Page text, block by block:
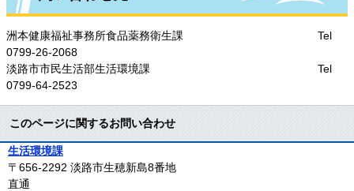
洲本健康福祉事務所食品薬務衛生課 Tel
0799-26-2068
淡路市市民生活部生活環境課 Tel
0799-64-2523
このページに関するお問い合わせ
生活環境課
〒656-2292 淡路市生穂新島8番地
直通